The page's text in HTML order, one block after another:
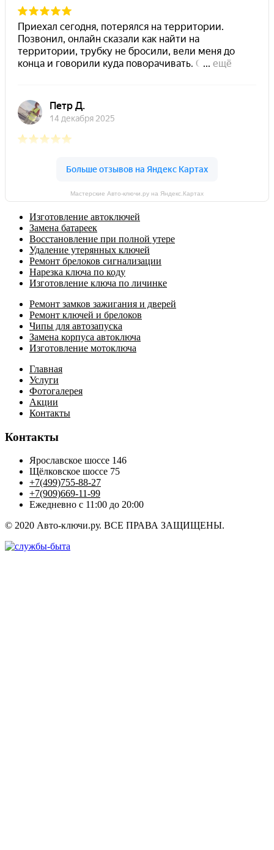
Мастерские Авто-ключи.ру на Яндекс.Картах
Изготовление автоключей
Замена батареек
Восстановление при полной утере
Удаление утерянных ключей
Ремонт брелоков сигнализации
Нарезка ключа по коду
Изготовление ключа по личинке
Ремонт замков зажигания и дверей
Ремонт ключей и брелоков
Чипы для автозапуска
Замена корпуса автоключа
Изготовление мотоключа
Главная
Услуги
Фотогалерея
Акции
Контакты
Контакты
Ярославское шоссе 146
Щёлковское шоссе 75
+7(499)755-88-27
+7(909)669-11-99
Ежедневно с 11:00 до 20:00
© 2020 Авто-ключи.ру. ВСЕ ПРАВА ЗАЩИЩЕНЫ.